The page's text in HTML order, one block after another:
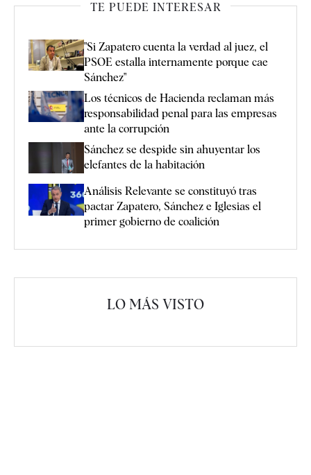
TE PUEDE INTERESAR
"Si Zapatero cuenta la verdad al juez, el
PSOE estalla internamente porque cae
Sánchez"
Los técnicos de Hacienda reclaman más
responsabilidad penal para las empresas
ante la corrupción
Sánchez se despide sin ahuyentar los
elefantes de la habitación
Análisis Relevante se constituyó tras
pactar Zapatero, Sánchez e Iglesias el
primer gobierno de coalición
LO MÁS VISTO